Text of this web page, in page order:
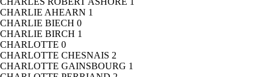
CHARLIE AHEARN 1
CHARLIE BIECH 0
CHARLIE BIRCH 1
CHARLOTTE 0
CHARLOTTE CHESNAIS 2
CHARLOTTE GAINSBOURG 1